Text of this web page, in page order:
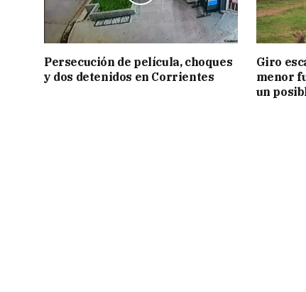
Persecución de película, choques
y dos detenidos en Corrientes
Giro
menor
un